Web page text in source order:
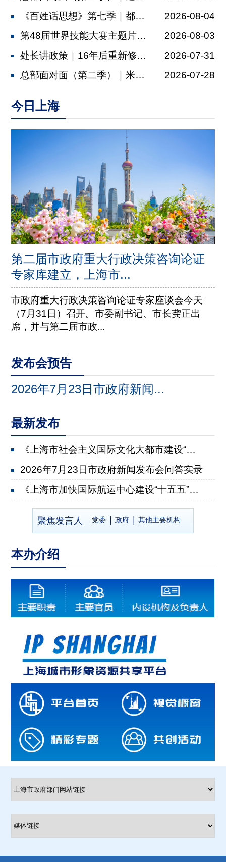
《百姓话思想》第七季｜都市村庄
2026-08-04
第48届世界技能大赛主题片发布，肖战...
2026-08-03
处长讲政策｜16年后重新修订，上海厂...
2026-07-31
总部面对面（第二季）｜米其林：以多元...
2026-07-28
今日上海
第二届市政府重大行政决策咨询论证
专家库建立，上海市...
市政府重大行政决策咨询论证专家座谈会今天
（7月31日）召开。市委副书记、市长龚正出
席，并与第二届市政...
发布会预告
2026年7月23日市政府新闻...
最新发布
《上海市社会主义国际文化大都市建设“十五五”规划》...
2026年7月23日市政府新闻发布会问答实录
《上海市加快国际航运中心建设“十五五”规划》有关情...
2026年7月22日市政府新闻发布会问答实录
2026年7月8日市政府新闻发布会问答实录
聚焦发言人 党委 政府 其他主要机构
本办介绍